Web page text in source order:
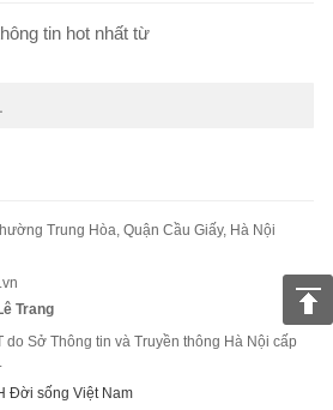
tin hot nhất từ
Trung Hòa, Quận Cầu Giấy, Hà Nội
Trang
do Sở Thông tin và Truyền thông Hà Nội cấp
Đời sống Việt Nam